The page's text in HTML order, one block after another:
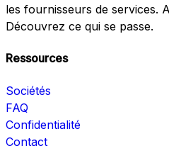
les fournisseurs de services.
Découvrez ce qui se passe.
Ressources
Sociétés
FAQ
Confidentialité
Contact